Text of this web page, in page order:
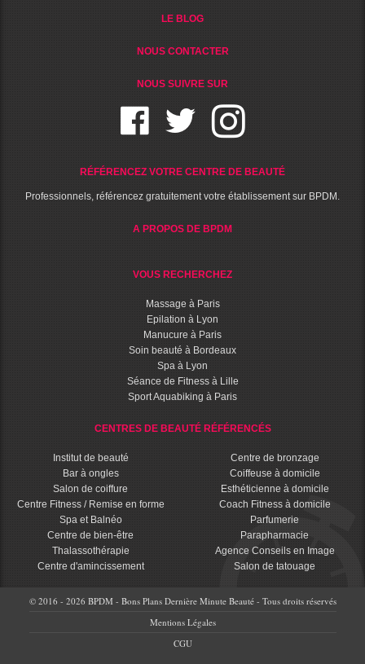
LE BLOG
NOUS CONTACTER
NOUS SUIVRE SUR
RÉFÉRENCEZ VOTRE CENTRE DE BEAUTÉ
Professionnels, référencez gratuitement votre établissement sur BPDM.
A PROPOS DE BPDM
VOUS RECHERCHEZ
Massage à Paris
Epilation à Lyon
Manucure à Paris
Soin beauté à Bordeaux
Spa à Lyon
Séance de Fitness à Lille
Sport Aquabiking à Paris
CENTRES DE BEAUTÉ RÉFÉRENCÉS
Institut de beauté
Bar à ongles
Salon de coiffure
Centre Fitness / Remise en forme
Spa et Balnéo
Centre de bien-être
Thalassothérapie
Centre d'amincissement
Centre de bronzage
Coiffeuse à domicile
Esthéticienne à domicile
Coach Fitness à domicile
Parfumerie
Parapharmacie
Agence Conseils en Image
Salon de tatouage
© 2016 - 2026 BPDM - Bons Plans Dernière Minute Beauté - Tous droits réservés
Mentions Légales
CGU